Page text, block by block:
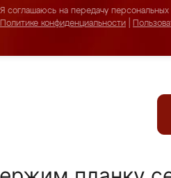
Я соглашаюсь на передачу персональных
Политике конфиденциальности